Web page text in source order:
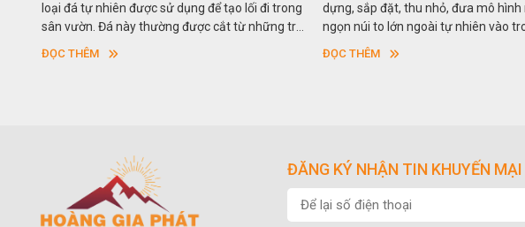
loại đá tự nhiên được sử dụng để tạo lối đi trong
sân vườn. Đá này thường được cắt từ những trụ
đá lớn hoặc theo quy cách xác định sẵn với hình
vuông hoặc hình chữ nhật và có độ dày khác
ĐỌC THÊM
dựng, sắp đặt, thu nhỏ, đưa mô hình
ngọn núi to lớn ngoài tự nhiên vào
vườn cảnh. Hay nói một cách khác,
là “giả sơn”. Nghệ thuật hòn non bộ
vụ cho mục đích thưởng ngoạn và
ĐỌC THÊM
ĐĂNG KÝ NHẬN TIN KHUYẾN MẠI